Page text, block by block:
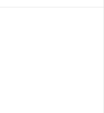
Obsahují Push-Lock zámek,